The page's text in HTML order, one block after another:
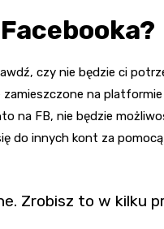
czy nie będzie ci
na
na FB, nie będzie
do innych kont za
Zrobisz to w kilku